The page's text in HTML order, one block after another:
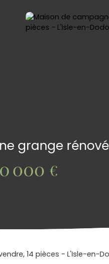
grange
000 €
14 pièces - L'Isle-en-